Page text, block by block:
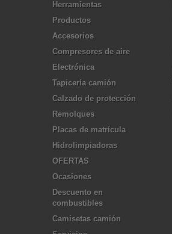
Herramientas
Productos
Accesorios
Compresores de aire
Electrónica
Tapicería camión
Calzado de protección
Remolques
Placas de matrícula
Hidrolimpiadoras
OFERTAS
Ocasiones
Descuento en
combustibles
Camisetas camión